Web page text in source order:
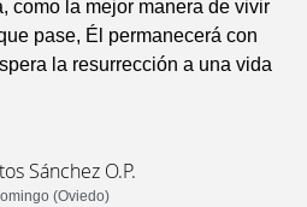
como la mejor manera de vivir
pase, Él permanecerá con
la resurrección a una vida
Sánchez O.P.
(Oviedo)